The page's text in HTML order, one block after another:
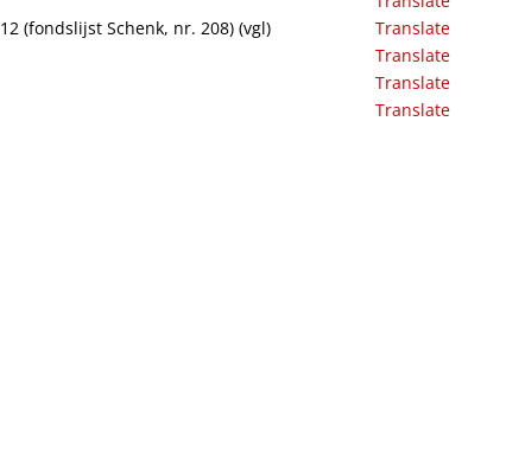
(fondslijst Schenk, nr. 208) (vgl)
Translate
Translate
Translate
Translate